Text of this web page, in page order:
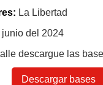
La Libertad
junio del 2024
descargue las
Descargar bases